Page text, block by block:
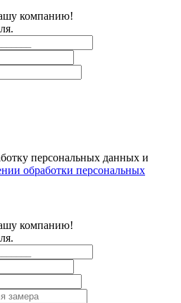
компанию!
персональных данных и
обработки персональных
компанию!